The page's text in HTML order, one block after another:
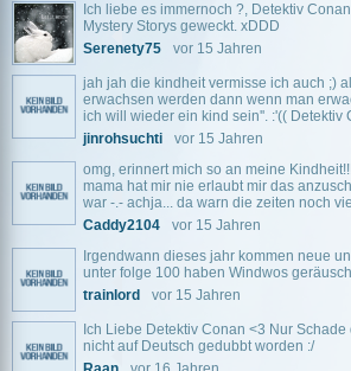
Ich liebe es immernoch ?, Detektiv
Mystery Storys geweckt. xDDD
Serenety75
vor 15 Jahren
jah jah die kindheit vermisse ich auch ;)
erwachsen werden dann wenn man
ich will wieder ein kind sein''. :'(( Detektiv
jinrohsuchti
vor 15 Jahren
omg, erinnert mich so an meine
mama hat mir nie erlaubt mir das
war -.- achja... da warn die zeiten noch
Caddy2104
vor 15 Jahren
Irgendwann dieses jahr kommen neue
unter folge 100 haben Windwos
trainlord
vor 15 Jahren
Ich Liebe Detektiv Conan <3 Nur
nicht auf Deutsch gedubbt worden :/